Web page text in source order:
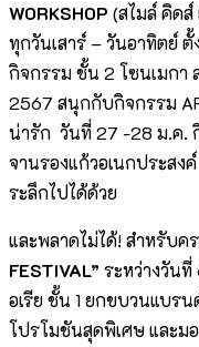
WORKSHOP (สไมล์ คิด
ทุกวันเสาร์ – วันอาทิตย์ ตั้
กิจกรรม ชั้น 2 โซนเมกา
2567 สนุกกับกิจกรรม
น่ารัก วันที่ 27 -28 ม.ค. กิ
จานรองแก้วอเนกประสง
ระลึกไปได้ด้วย
และพลาดไม่ได้! สำหรับ
FESTIVAL” ระหว่างวัน
อเรีย ชั้น 1 ยกขบวนแบร
โปรโมชันสุดพิเศษ และม